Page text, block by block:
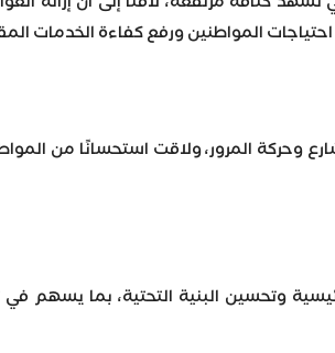
احتياجات المواطنين ورفع كفاءة الخدمات
المرور، ولاقت استحسانًا من
وتحسين البنية التحتية، بما يسهم في